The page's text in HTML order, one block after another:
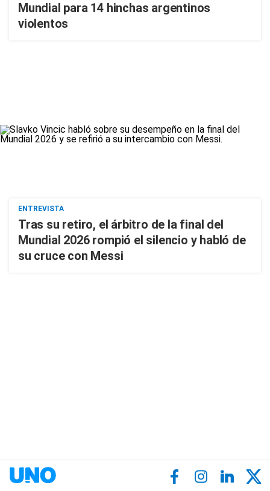
Mundial para 14 hinchas argentinos
violentos
ENTREVISTA
Tras su retiro, el árbitro de la final del
Mundial 2026 rompió el silencio y habló de
su cruce con Messi